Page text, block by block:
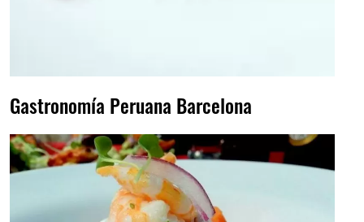
Gastronomía Peruana Barcelona